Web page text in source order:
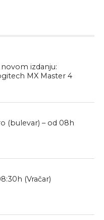
izdanju:
MX Master 4
(bulevar) – od 08h
(Vračar)